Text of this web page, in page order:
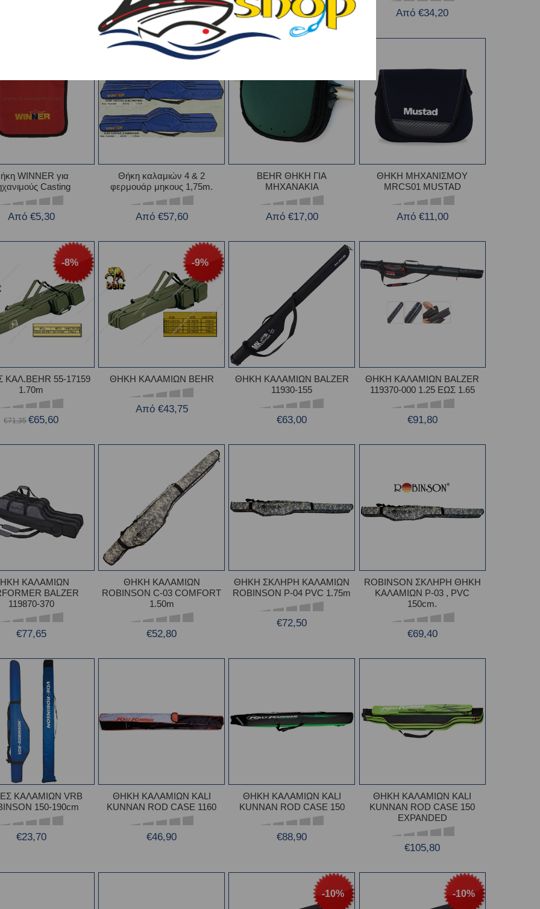
€77,60 €71,40 €47,00 €43,25 Από €34,20
WINNER για
Casting
Από €5,30
-10%
Θήκη καλαμιών 4 & 2
φερμουάρ μηκους 1,75m.
Από €57,60
BEHR ΘHKH ΓIA
MHXANAKIA
Από €17,00
ΘΗΚΗ ΜΗΧΑΝΙΣΜΟΥ
MRCS01 MUSTAD
Από €11,00
-8%
55-17159
1.70m
€71,35 €65,60
-9%
ΘΗΚΗ ΚΑΛΑΜΙΩΝ BEHR
Από €43,75
ΘΗΚΗ ΚΑΛΑΜΙΩΝ BALZER
11930-155
€63,00
ΘΗΚΗ ΚΑΛΑΜΙΩΝ BALZER
119370-000 1.25 ΕΩΣ 1.65
€91,80
ΚΑΛΑΜΙΩΝ
BALZER
119870-370
€77,65
ΘΗΚΗ ΚΑΛΑΜΙΩΝ
ROBINSON C-03 COMFORT
1.50m
€52,80
ΘΗΚΗ ΣΚΛΗΡΗ ΚΑΛΑΜΙΩΝ
ROBINSON P-04 PVC 1.75m
€72,50
ROBINSON ΣΚΛΗΡΗ ΘΗΚΗ
ΚΑΛΑΜΙΩΝ P-03 , PVC
150cm.
€69,40
ΚΑΛΑΜΙΩΝ VRB
150-190cm
€23,70
ΘΗΚΗ ΚΑΛΑΜΙΩΝ KALI
KUNNAN ROD CASE 1160
€46,90
ΘΗΚΗ ΚΑΛΑΜΙΩΝ KALI
KUNNAN ROD CASE 150
€88,90
ΘΗΚΗ ΚΑΛΑΜΙΩΝ KALI
KUNNAN ROD CASE 150
EXPANDED
€105,80
-10% -10%